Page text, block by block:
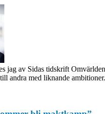
jag av Sidas tidskrift
andra med liknande